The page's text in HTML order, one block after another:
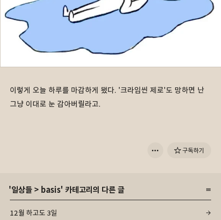
이렇게 오늘 하루를 마감하게 됐다. '크라임씬 제로'도 망하면 난
그냥 이대로 눈 감아버릴라고.
구독하기
'일상들 > basis' 카테고리의 다른 글
12월 하고도 3일